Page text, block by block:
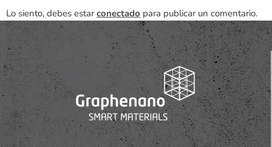
Lo siento, debes estar conectado para publicar un comentario.